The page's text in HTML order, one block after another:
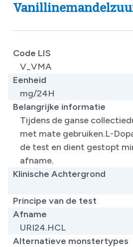
Code LIS
V_VMA
Eenheid
mg/24H
Belangrijke informatie
Tijdens de ganse
met mate gebruiken.L-
de test en dient gestopt
afname.
Klinische Achtergrond
Principe van de test
Afname
URI24.HCL
Alternatieve monstertypes